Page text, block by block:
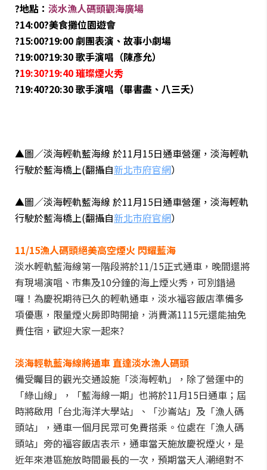
?地點： 淡水漁人碼頭觀海廣場
?14:00?美食攤位園遊會
?15:00?19:00 劇團表演、故事小劇場
?19:00?19:30 歌手演唱（陳彥允）
?19:30?19:40 璀璨煙火秀
?19:40?20:30 歌手演唱（畢書盡、八三夭）
▲圖／淡海輕軌藍海線 於11月15日通車營運，淡海輕軌
行駛於藍海橋上(翻攝自新北市府官網）
▲圖／淡海輕軌藍海線 於11月15日通車營運，淡海輕軌
行駛於藍海橋上(翻攝自新北市府官網）
11/15漁人碼頭絕美高空煙火 閃耀藍海
淡水輕軌藍海線第一階段將於11/15正式通車，晚間還將
有現場演唱、市集及10分鐘的海上煙火秀，可別錯過
囉！為慶祝期待已久的輕軌通車，淡水福容飯店準備多
項優惠，限量煙火房即時開搶，消費滿1115元還能抽免
費住宿，歡迎大家一起來?
淡海輕軌藍海線將通車 直達淡水漁人碼頭
備受矚目的觀光交通設施「淡海輕軌」，除了營運中的
「綠山線」，「藍海線一期」也將於11月15日通車；屆
時將啟用「台北海洋大學站」、「沙崙站」及「漁人碼
頭站」，通車一個月民眾可免費搭乘。位處在「漁人碼
頭站」旁的福容飯店表示，通車當天施放慶祝煙火，是
近年來港區施放時間最長的一次，預期當天人潮絕對不